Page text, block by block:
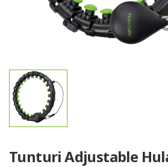
Tunturi Adjustable